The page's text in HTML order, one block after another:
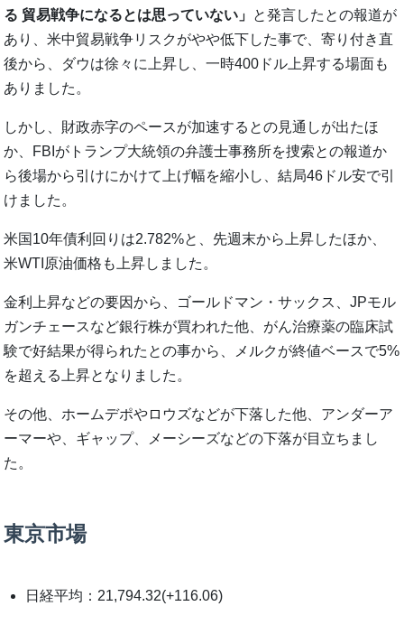
る 貿易戦争になるとは思っていない」 と発言したとの報道が
あり、米中貿易戦争リスクがやや低下した事で、寄り付き直
後から、ダウは徐々に上昇し、一時400ドル上昇する場面も
ありました。
しかし、財政赤字のペースが加速するとの見通しが出たほ
か、FBIがトランプ大統領の弁護士事務所を捜索との報道か
ら後場から引けにかけて上げ幅を縮小し、結局46ドル安で引
けました。
米国10年債利回りは2.782%と、先週末から上昇したほか、
米WTI原油価格も上昇しました。
金利上昇などの要因から、ゴールドマン・サックス、JPモル
ガンチェースなど銀行株が買われた他、がん治療薬の臨床試
験で好結果が得られたとの事から、メルクが終値ベースで5%
を超える上昇となりました。
その他、ホームデポやロウズなどが下落した他、アンダーア
ーマーや、ギャップ、メーシーズなどの下落が目立ちまし
た。
東京市場
日経平均：21,794.32(+116.06)